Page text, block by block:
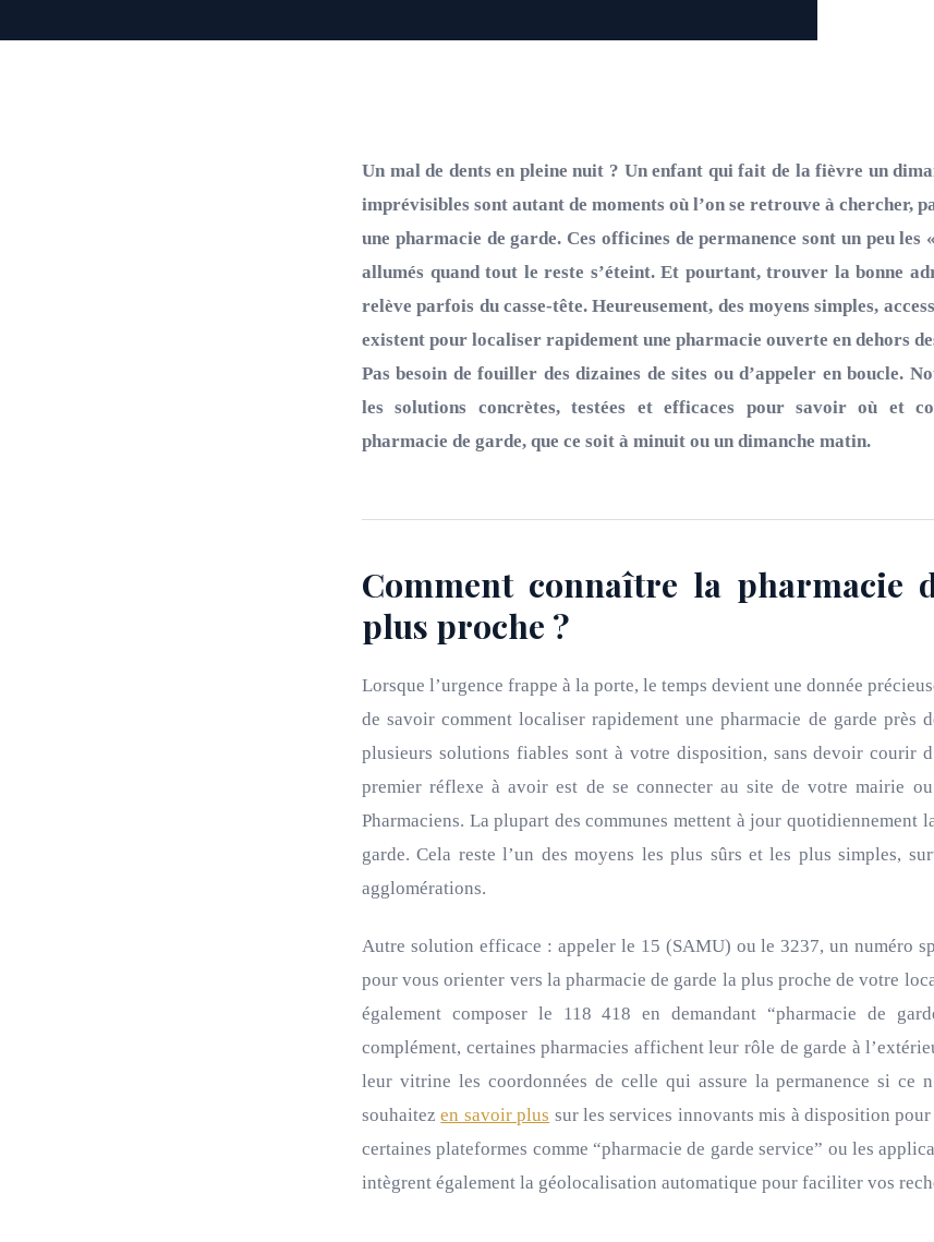
Un mal de dents en pleine nuit ? Un enfant qui fait de la fièvre un
imprévisibles sont autant de moments où l’on se retrouve à chercher,
une pharmacie de garde. Ces officines de permanence sont un peu les
allumés quand tout le reste s’éteint. Et pourtant, trouver la bonne
relève parfois du casse-tête. Heureusement, des moyens simples,
existent pour localiser rapidement une pharmacie ouverte en dehors
Pas besoin de fouiller des dizaines de sites ou d’appeler en boucle.
les solutions concrètes, testées et efficaces pour savoir où et
pharmacie de garde, que ce soit à minuit ou un dimanche matin.
Comment connaître la pharmacie
plus proche ?
Lorsque l’urgence frappe à la porte, le temps devient une donnée
de savoir comment localiser rapidement une pharmacie de garde près
plusieurs solutions fiables sont à votre disposition, sans devoir courir
premier réflexe à avoir est de se connecter au site de votre mairie
Pharmaciens. La plupart des communes mettent à jour quotidiennement
garde. Cela reste l’un des moyens les plus sûrs et les plus simples,
agglomérations.
Autre solution efficace : appeler le 15 (SAMU) ou le 3237, un numéro
pour vous orienter vers la pharmacie de garde la plus proche de votre
également composer le 118 418 en demandant “pharmacie de
complément, certaines pharmacies affichent leur rôle de garde à
leur vitrine les coordonnées de celle qui assure la permanence si ce
souhaitezen savoir plus sur les services innovants mis à disposition
certaines plateformes comme “pharmacie de garde service” ou les
intègrent également la géolocalisation automatique pour faciliter vos